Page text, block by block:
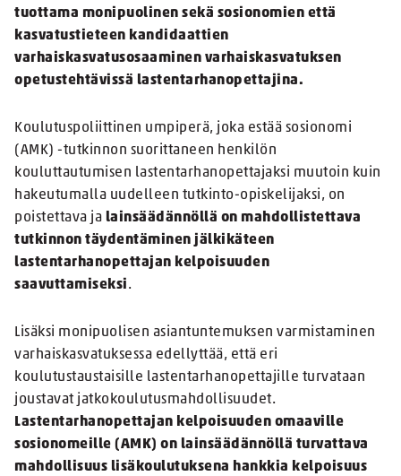
tuottama monipuolinen sekä sosionomien että
kasvatustieteen kandidaattien
varhaiskasvatusosaaminen varhaiskasvatuksen
opetustehtävissä lastentarhanopettajina.
Koulutuspoliittinen umpiperä, joka estää sosionomi
(AMK) -tutkinnon suorittaneen henkilön
kouluttautumisen lastentarhanopettajaksi muutoin kuin
hakeutumalla uudelleen tutkinto-opiskelijaksi, on
poistettava ja lainsäädännöllä on mahdollistettava
tutkinnon täydentäminen jälkikäteen
lastentarhanopettajan kelpoisuuden
saavuttamiseksi.
Lisäksi monipuolisen asiantuntemuksen varmistaminen
varhaiskasvatuksessa edellyttää, että eri
koulutustaustaisille lastentarhanopettajille turvataan
joustavat jatkokoulutusmahdollisuudet.
Lastentarhanopettajan kelpoisuuden omaaville
sosionomeille (AMK) on lainsäädännöllä turvattava
mahdollisuus lisäkoulutuksena hankkia kelpoisuus